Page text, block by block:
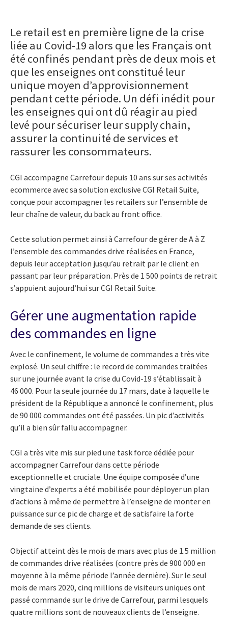
Le retail est en première ligne de la crise
liée au Covid-19 alors que les Français ont
été confinés pendant près de deux mois et
que les enseignes ont constitué leur
unique moyen d’approvisionnement
pendant cette période. Un défi inédit pour
les enseignes qui ont dû réagir au pied
levé pour sécuriser leur supply chain,
assurer la continuité de services et
rassurer les consommateurs.
CGI accompagne Carrefour depuis 10 ans sur ses activités
ecommerce avec sa solution exclusive CGI Retail Suite,
conçue pour accompagner les retailers sur l’ensemble de
leur chaîne de valeur, du back au front office.
Cette solution permet ainsi à Carrefour de gérer de A à Z
l’ensemble des commandes drive réalisées en France,
depuis leur acceptation jusqu’au retrait par le client en
passant par leur préparation. Près de 1 500 points de retrait
s’appuient aujourd’hui sur CGI Retail Suite.
Gérer une augmentation rapide
des commandes en ligne
Avec le confinement, le volume de commandes a très vite
explosé. Un seul chiffre : le record de commandes traitées
sur une journée avant la crise du Covid-19 s’établissait à
46 000. Pour la seule journée du 17 mars, date à laquelle le
président de la République a annoncé le confinement, plus
de 90 000 commandes ont été passées. Un pic d’activités
qu’il a bien sûr fallu accompagner.
CGI a très vite mis sur pied une task force dédiée pour
accompagner Carrefour dans cette période
exceptionnelle et cruciale. Une équipe composée d’une
vingtaine d’experts a été mobilisée pour déployer un plan
d’actions à même de permettre à l’enseigne de monter en
puissance sur ce pic de charge et de satisfaire la forte
demande de ses clients.
Objectif atteint dès le mois de mars avec plus de 1.5 million
de commandes drive réalisées (contre près de 900 000 en
moyenne à la même période l’année dernière). Sur le seul
mois de mars 2020, cinq millions de visiteurs uniques ont
passé commande sur le drive de Carrefour, parmi lesquels
quatre millions sont de nouveaux clients de l’enseigne.